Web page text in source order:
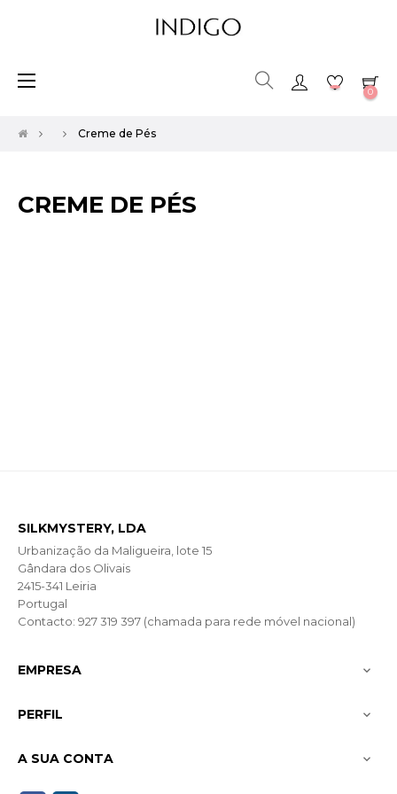
Toggle
☰
0
Creme de Pés
CREME DE PÉS
SILKMYSTERY, LDA
Urbanização da Maligueira, lote 15
Gândara dos Olivais
2415-341 Leiria
Portugal
Contacto: 927 319 397 (chamada para rede móvel nacional)
EMPRESA 
PERFIL 
A SUA CONTA 